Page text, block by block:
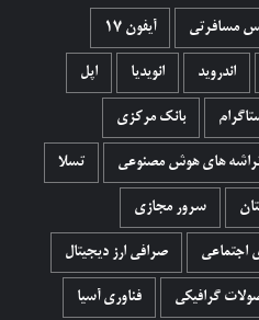
مسافرتی آیفون 17
اندروید انویدیا اپل
بانک مرکزی
های هوش مصنوعی تسلا
سرور مجازی
اجتماعی صرافی ارز دیجیتال
گرافيکی فناوری آسیا